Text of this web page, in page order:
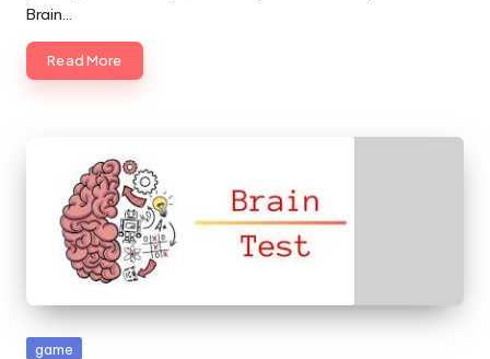
Brain…
Read More
Posted
game